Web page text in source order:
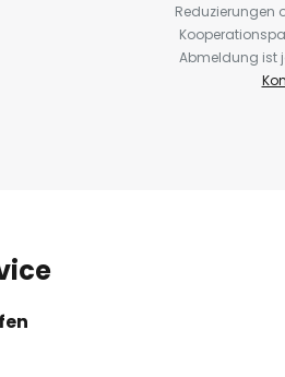
Reduzierungen
Abmeldung ist